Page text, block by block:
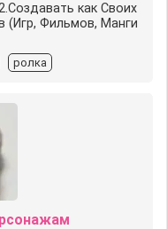
как Своих
(Игр, Фильмов, Манги
ролка